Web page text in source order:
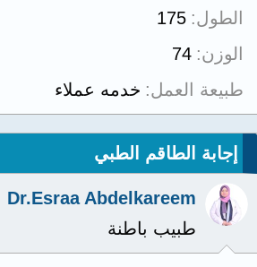
الطول 175
الوزن 74
طبيعة العمل خدمه عملاء
إجابة الطاقم الطبي
Dr.Esraa Abdelkareem
طبيب باطنة